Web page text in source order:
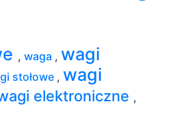
, waga , wagi
stołowe , wagi
elektroniczne ,